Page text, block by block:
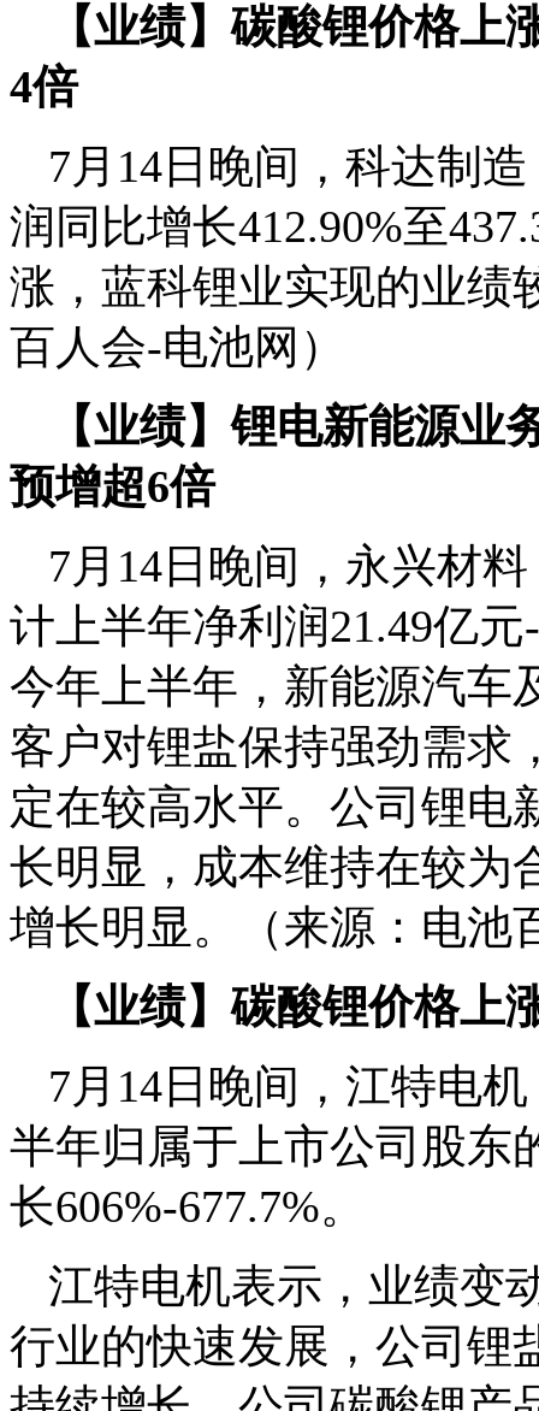
【业绩】碳酸锂价格
4倍
7月14日晚间，科达制
润同比增长412.90%至
涨，蓝科锂业实现的业绩
百人会-电池网）
【业绩】锂电新能源
预增超6倍
7月14日晚间，永兴材
计上半年净利润21.49亿
今年上半年，新能源汽车
客户对锂盐保持强劲需求
定在较高水平。公司锂电
长明显，成本维持在较为
增长明显。（来源：电池
【业绩】碳酸锂价格上
7月14日晚间，江特电
半年归属于上市公司股东
长606%-677.7%。
江特电机表示，业绩变
行业的快速发展，公司锂